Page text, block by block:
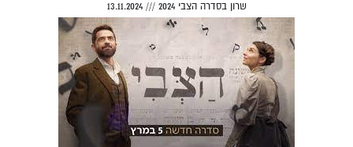
שרון בסדרה הצבי 2024 ///
13.11.2024